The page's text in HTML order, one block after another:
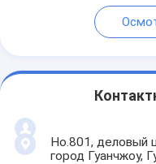
Но.801, деловый
город Гуанчжоу,